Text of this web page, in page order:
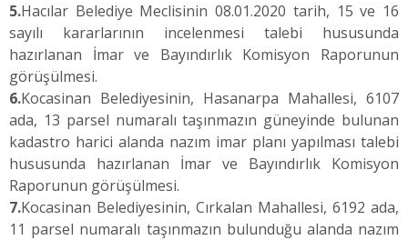
5.Hacılar Belediye Meclisinin 08.01.2020 tarih, 15 ve 16
sayılı kararlarının incelenmesi talebi hususunda
hazırlanan İmar ve Bayındırlık Komisyon Raporunun
görüşülmesi.
6.Kocasinan Belediyesinin, Hasanarpa Mahallesi, 6107
ada, 13 parsel numaralı taşınmazın güneyinde bulunan
kadastro harici alanda nazım imar planı yapılması talebi
hususunda hazırlanan İmar ve Bayındırlık Komisyon
Raporunun görüşülmesi.
7.Kocasinan Belediyesinin, Cırkalan Mahallesi, 6192 ada,
11 parsel numaralı taşınmazın bulunduğu alanda nazım